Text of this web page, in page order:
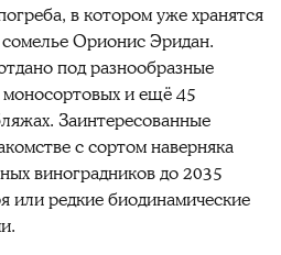
в котором уже хранятся
Орионис Эридан.
под разнообразные
и ещё 45
Заинтересованные
с сортом наверняка
виноградников до 2035
или редкие биодинамические